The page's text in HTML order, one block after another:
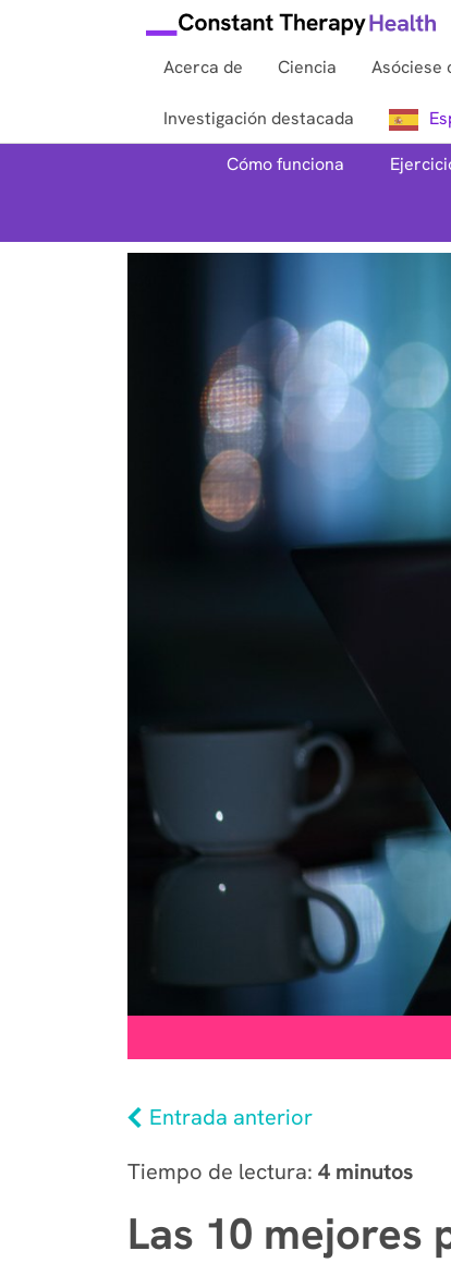
Acerca de Ciencia Asóciese
Investigación destacada
Cómo funciona
Entrada anterior
Tiempo de lectura: 4 minutos
Las 10 mejores